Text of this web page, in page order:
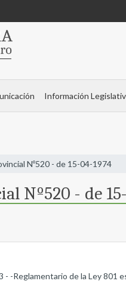
Información
Nº520 - de 15-04-1974
Nº520 - de
-Reglamentario de la Ley 801